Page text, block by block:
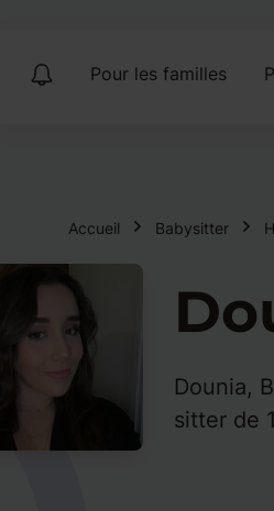
Pour les familles
Accueil Babysitter
Dounia,
sitter de